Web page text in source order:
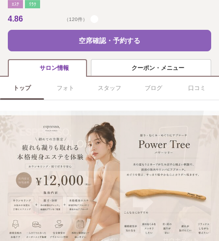
ｴｽﾃ ﾘﾗｸ
4.86 （120件）
空席確認・予約する
サロン情報 クーポン・メニュー
トップ フォト スタッフ ブログ 口コミ